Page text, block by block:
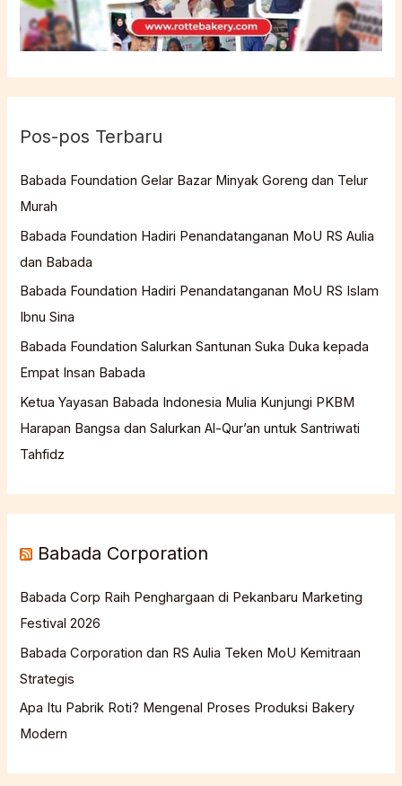
Pos-pos Terbaru
Babada Foundation Gelar Bazar Minyak Goreng dan Telur
Murah
Babada Foundation Hadiri Penandatanganan MoU RS Aulia
dan Babada
Babada Foundation Hadiri Penandatanganan MoU RS Islam
Ibnu Sina
Babada Foundation Salurkan Santunan Suka Duka kepada
Empat Insan Babada
Ketua Yayasan Babada Indonesia Mulia Kunjungi PKBM
Harapan Bangsa dan Salurkan Al-Qur’an untuk Santriwati
Tahfidz
Babada Corporation
Babada Corp Raih Penghargaan di Pekanbaru Marketing
Festival 2026
Babada Corporation dan RS Aulia Teken MoU Kemitraan
Strategis
Apa Itu Pabrik Roti? Mengenal Proses Produksi Bakery
Modern